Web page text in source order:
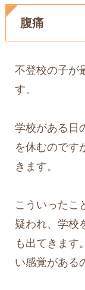
腹痛
不登校の子が
す。
学校がある日
を休むのです
きます。
こういったこ
疑われ、学校
も出てきます
い感覚がある